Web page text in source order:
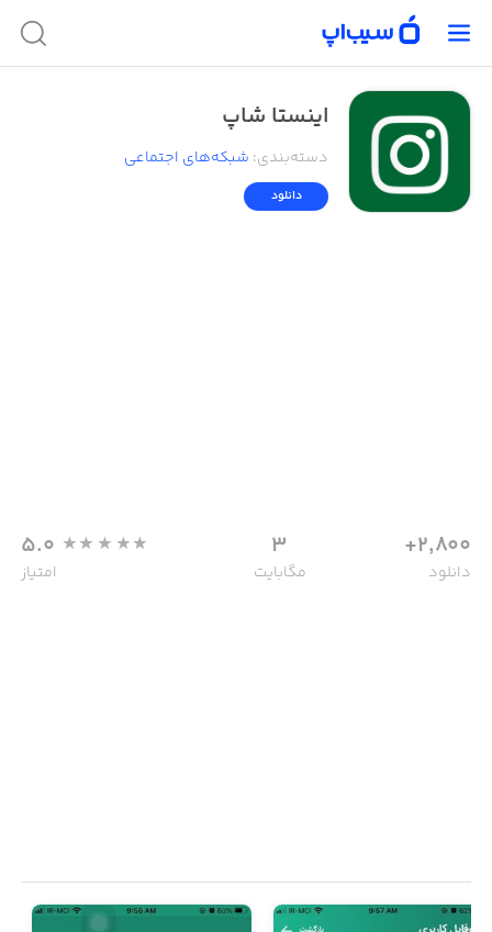
اینستا شاپ
دسته‌بندی: شبکه‌های اجتماعی
دانلود
2,800+
دانلود
3
مگابایت
5.0
امتیاز